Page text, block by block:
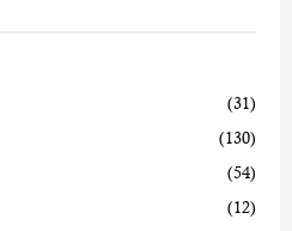
(31)
(130)
(54)
(12)